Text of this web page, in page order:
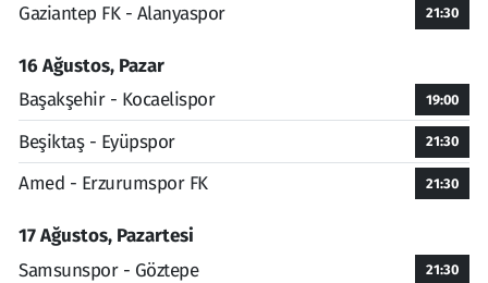
Gaziantep FK - Alanyaspor 21:30
16 Ağustos, Pazar
Başakşehir - Kocaelispor
19:00
Beşiktaş - Eyüpspor 21:30
Amed - Erzurumspor FK 21:30
17 Ağustos, Pazartesi
Samsunspor - Göztepe
21:30